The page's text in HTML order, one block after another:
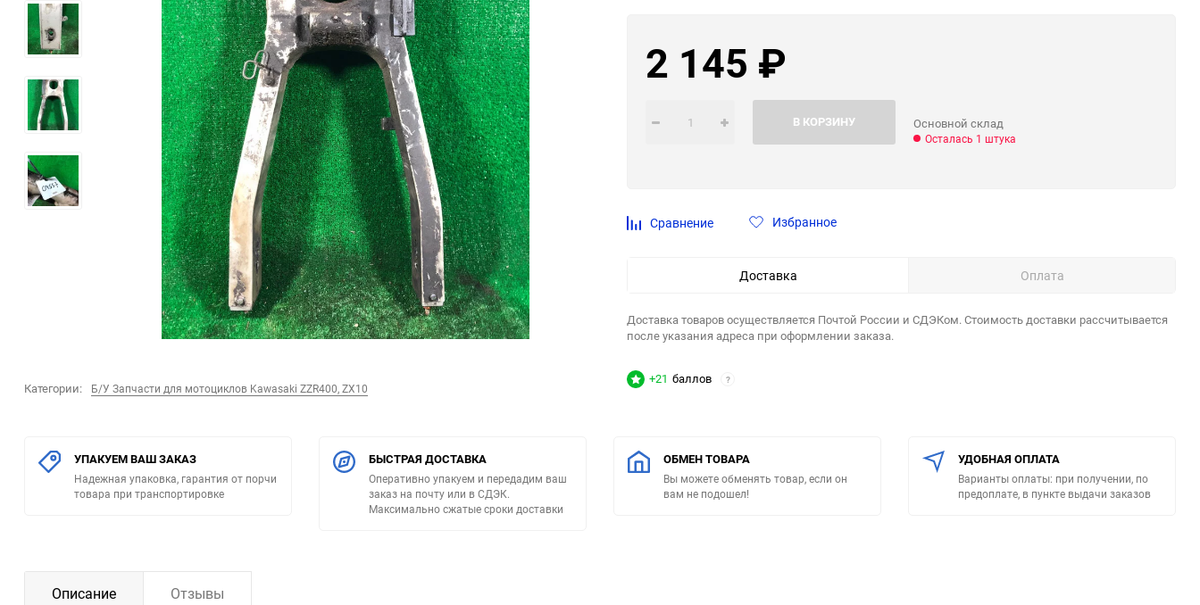
Категории: Б/У Запчасти для мотоциклов Kawasaki ZZR400, ZX10
2 145 ₽
В КОРЗИНУ Основной склад
Осталась 1 штука
Сравнение Избранное
Доставка Оплата
Доставка товаров осуществляется Почтой России и СДЭКом. Стоимость доставки рассчитывается
после указания адреса при оформлении заказа.
+21 баллов ?
УПАКУЕМ ВАШ ЗАКАЗ
Надежная упаковка, гарантия от порчи
товара при транспортировке
БЫСТРАЯ ДОСТАВКА
Оперативно упакуем и передадим ваш
заказ на почту или в СДЭК.
Максимально сжатые сроки доставки
ОБМЕН ТОВАРА
Вы можете обменять товар, если он
вам не подошел!
УДОБНАЯ ОПЛАТА
Варианты оплаты: при получении, по
предоплате, в пункте выдачи заказов
Описание Отзывы